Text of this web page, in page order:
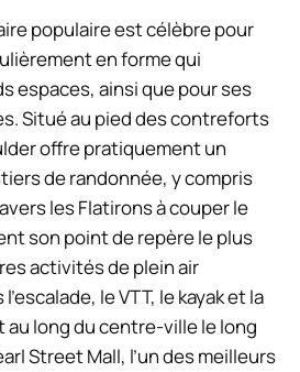
populaire est célèbre pour
en forme qui
espaces, ainsi que pour ses
Situé au pied des contreforts
offre pratiquement un
de randonnée, y compris
les Flatirons à couper le
son point de repère le plus
activités de plein air
le VTT, le kayak et la
long du centre-ville le long
Street Mall, l’un des meilleurs